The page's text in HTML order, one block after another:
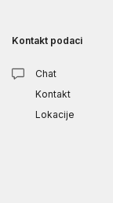
Kontakt podaci
Chat
Kontakt
Lokacije